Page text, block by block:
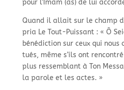
pour l’Imam (as) de lui
Quand il allait sur le champ
pria Le Tout-Puissant : « Ô
bénédiction sur ceux qui
tués, même s’ils ont
plus ressemblant à Ton
la parole et les actes. »